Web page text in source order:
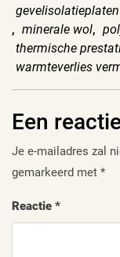
, minerale wol,
thermische
warmteverlies
Een
Je e-mailadres zal
gemarkeerd met *
Reactie *